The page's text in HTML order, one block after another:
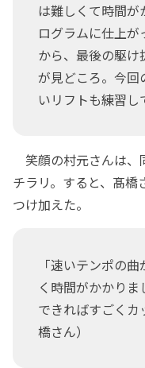
は難しくて時間
ログラムに仕上
から、最後の駆け
が見どころ。今回
いリフトも練習し
笑顔の村元さんは、
チラリ。すると、髙
つけ加えた。
「速いテンポの
く時間がかかり
できればすごく
橋さん）